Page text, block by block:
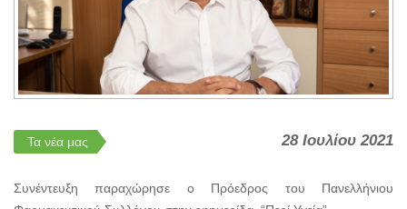
Τα νέα μας 28 Ιουλίου 2021
Συνέντευξη παραχώρησε ο Πρόεδρος του Πανελλήνιου